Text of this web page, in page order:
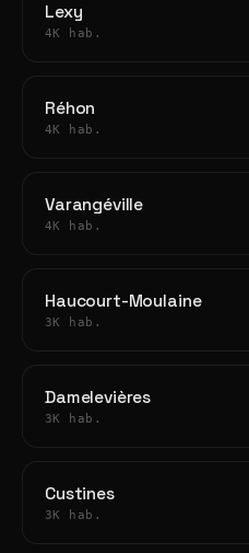
Lexy
4K hab.
Réhon
4K hab.
Varangéville
4K hab.
Haucourt-Moulaine
3K hab.
Damelevières
3K hab.
Custines
3K hab.